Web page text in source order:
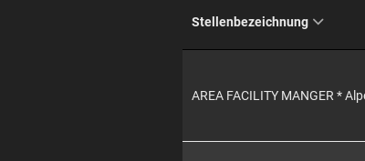
Stellenbezeichnung
AREA FACILITY MANGER *